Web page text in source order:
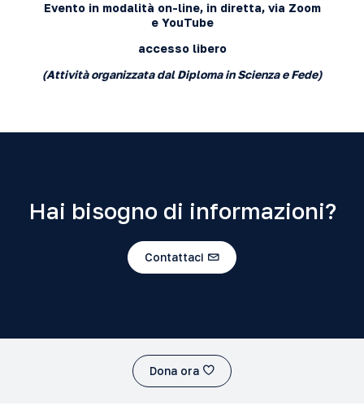
Evento in modalità on-line, in diretta, via Zoom
e YouTube
accesso libero
(Attività organizzata dal Diploma in Scienza e Fede)
Hai bisogno di informazioni?
Contattaci
Dona ora